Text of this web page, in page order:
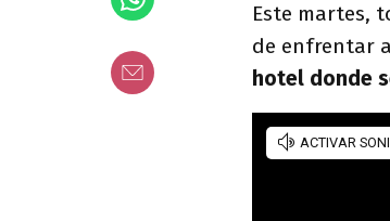
Este martes,
de enfrentar
hotel donde